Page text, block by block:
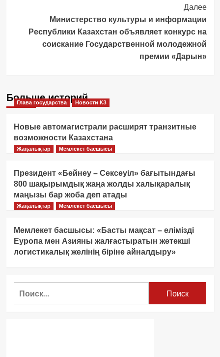
Далее
Министерство культуры и информации
Республики Казахстан объявляет конкурс на
соискание Государственной молодежной
премии «Дарын»
Больше историй
Глава государства Новости КЗ
Новые автомагистрали расширят транзитные
возможности Казахстана
Жаңалықтар Мемлекет басшысы
Президент «Бейнеу – Сексеуіл» бағытындағы
800 шақырымдық жаңа жолды халықаралық
маңызы бар жоба деп атады
Жаңалықтар Мемлекет басшысы
Мемлекет басшысы: «Басты мақсат – елімізді
Еуропа мен Азияны жалғастыратын жетекші
логистикалық желінің біріне айналдыру»